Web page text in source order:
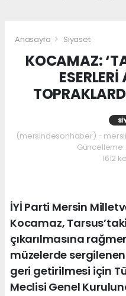
Anasayfa Siyaset
KOCAMAZ:
(mersindesonhaber) -
Güncelleme:
1612
İYİ Parti Mersin
Kocamaz,
çıkarılmasına
müzelerde
geri getirilmesi için
Meclisi Genel